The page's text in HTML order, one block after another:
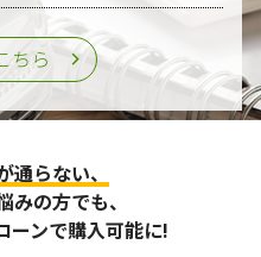
ちら
通らない、
みの方でも、
ーンで購入可能に!